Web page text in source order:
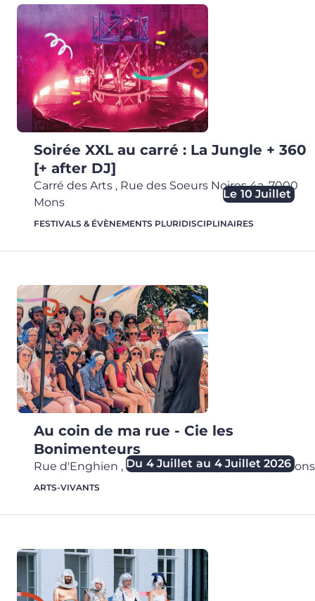
Soirée XXL au carré : La Jungle + 360
[+ after DJ]
Le 10 Juillet
Carré des Arts , Rue des Soeurs Noires 4a,7000
Mons
FESTIVALS & ÉVÈNEMENTS PLURIDISCIPLINAIRES
Au coin de ma rue - Cie les
Bonimenteurs
Du 4 Juillet au 4 Juillet 2026
Rue d'Enghien , Rue d&#039;Enghien,7000Mons
ARTS-VIVANTS